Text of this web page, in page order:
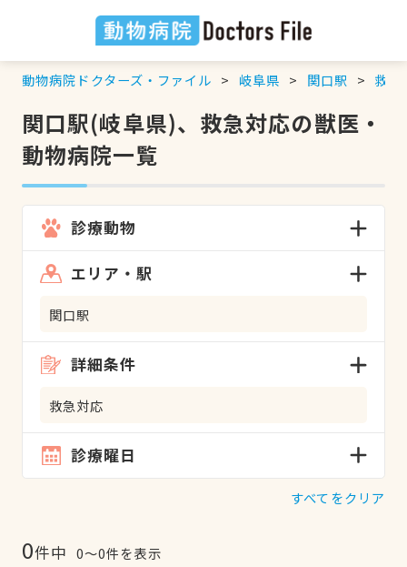
動物病院ドクターズ・ファイル 岐阜県 関口駅 救急
関口駅(岐阜県)、救急対応の獣医・
動物病院一覧
診療動物
エリア・駅
関口駅
詳細条件
救急対応
診療曜日
すべてをクリア
0件中 0〜0件を表示